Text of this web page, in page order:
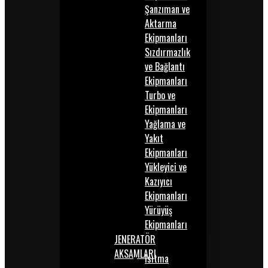
Şanzıman ve
Aktarma
Ekipmanları
Sızdırmazlık
ve Bağlantı
Ekipmanları
Turbo ve
Ekipmanları
Yağlama ve
Yakıt
Ekipmanları
Yükleyici ve
Kazıyıcı
Ekipmanları
Yürüyüş
Ekipmanları
JENERATÖR
AKSAMLARIIsıtma